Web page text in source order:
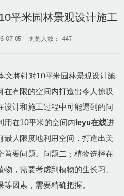
平米园林景观设计施工
07-05 浏览人数： 447
文将针对10平米园林景观设计施
在有限的空间内打造出令人惊叹
设计和施工过程中可能遇到的问
用在10平米的空间内 leyu在线进
最大限度地利用空间，打造出美
首要问题。问题二：植物选择在
，需要考虑到植物的生长习、
因素，需要精确把握。